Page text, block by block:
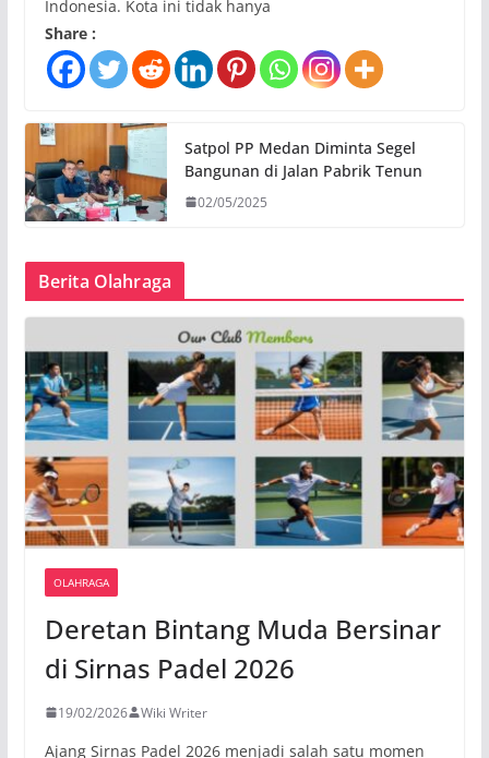
Indonesia. Kota ini tidak hanya
Share :
Satpol PP Medan Diminta Segel
Bangunan di Jalan Pabrik Tenun
02/05/2025
Berita Olahraga
OLAHRAGA
Deretan Bintang Muda Bersinar
di Sirnas Padel 2026
19/02/2026 Wiki Writer
Ajang Sirnas Padel 2026 menjadi salah satu momen